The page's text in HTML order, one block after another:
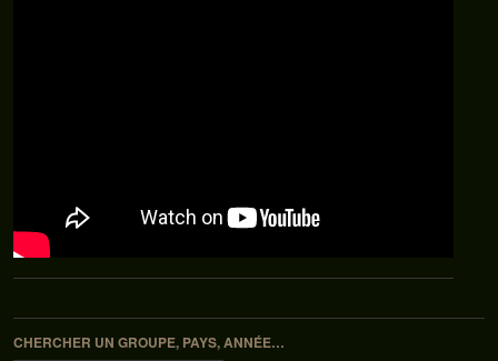
Navigation des articles
CHERCHER UN GROUPE, PAYS, ANNÉE…